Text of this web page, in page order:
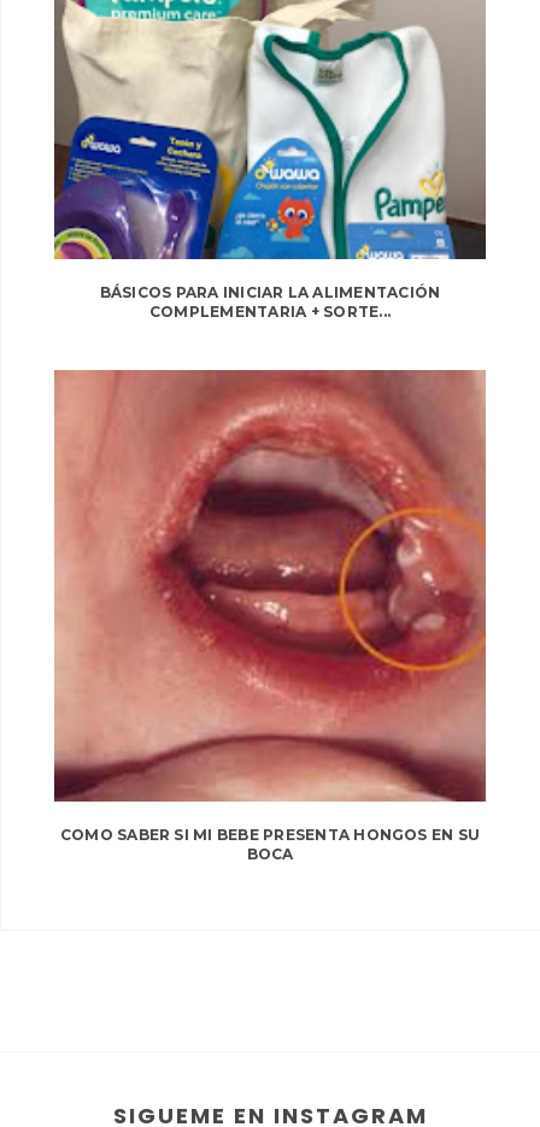
BÁSICOS PARA INICIAR LA ALIMENTACIÓN
COMPLEMENTARIA + SORTE...
COMO SABER SI MI BEBE PRESENTA HONGOS EN SU
BOCA
SIGUEME EN INSTAGRAM